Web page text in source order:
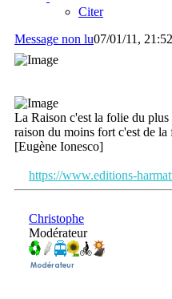
Citer
Message non lu07/01/11, 21:52
La Raison c'est la folie du
raison du moins fort c'est de la
[Eugène Ionesco]
https://www.editions-
Christophe
Modérateur